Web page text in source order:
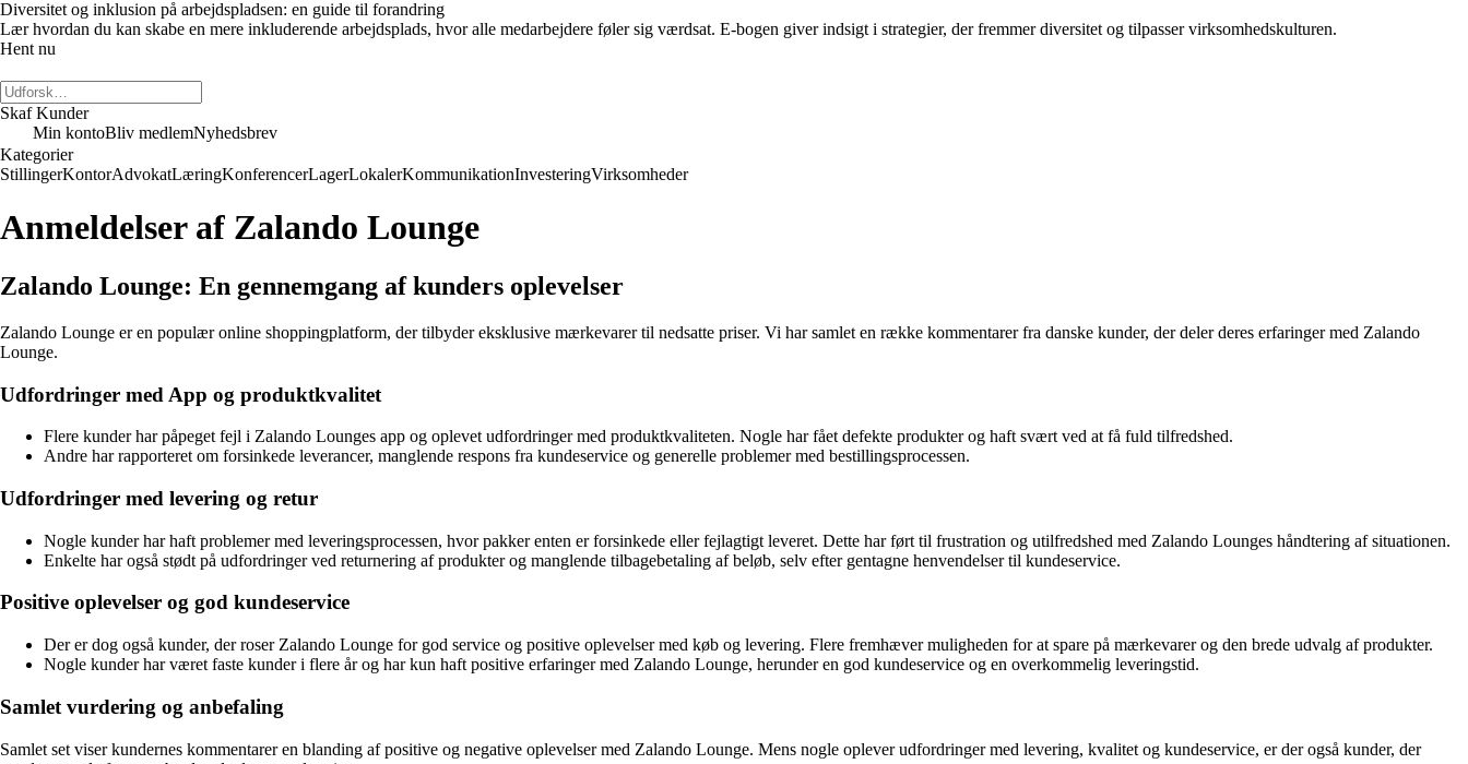
Diversitet og inklusion på arbejdspladsen: en guide til forandring
Lær hvordan du kan skabe en mere inkluderende arbejdsplads, hvor alle medarbejdere føler sig værdsat. E-bogen giver indsigt i strategier, der fremmer diversitet og tilpasser virksomhedskulturen.
Hent nu
Skaf Kunder
Min kontoBliv medlemNyhedsbrev
Kategorier
StillingerKontorAdvokatLæringKonferencerLagerLokalerKommunikationInvesteringVirksomheder
Anmeldelser af Zalando Lounge
Zalando Lounge: En gennemgang af kunders oplevelser
Zalando Lounge er en populær online shoppingplatform, der tilbyder eksklusive mærkevarer til nedsatte priser. Vi har samlet en række kommentarer fra danske kunder, der deler deres erfaringer med Zalando
Lounge.
Udfordringer med App og produktkvalitet
Flere kunder har påpeget fejl i Zalando Lounges app og oplevet udfordringer med produktkvaliteten. Nogle har fået defekte produkter og haft svært ved at få fuld tilfredshed.
Andre har rapporteret om forsinkede leverancer, manglende respons fra kundeservice og generelle problemer med bestillingsprocessen.
Udfordringer med levering og retur
Nogle kunder har haft problemer med leveringsprocessen, hvor pakker enten er forsinkede eller fejlagtigt leveret. Dette har ført til frustration og utilfredshed med Zalando Lounges håndtering af situationen.
Enkelte har også stødt på udfordringer ved returnering af produkter og manglende tilbagebetaling af beløb, selv efter gentagne henvendelser til kundeservice.
Positive oplevelser og god kundeservice
Der er dog også kunder, der roser Zalando Lounge for god service og positive oplevelser med køb og levering. Flere fremhæver muligheden for at spare på mærkevarer og den brede udvalg af produkter.
Nogle kunder har været faste kunder i flere år og har kun haft positive erfaringer med Zalando Lounge, herunder en god kundeservice og en overkommelig leveringstid.
Samlet vurdering og anbefaling
Samlet set viser kundernes kommentarer en blanding af positive og negative oplevelser med Zalando Lounge. Mens nogle oplever udfordringer med levering, kvalitet og kundeservice, er der også kunder, der